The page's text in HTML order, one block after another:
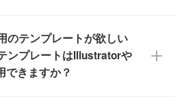
成サービス」もご利用い
望の文言・書体・印刷色
、CLIP STUDIOなどの
こだわりのデザインを作
全データ入稿
のテンプレートが欲しい
ンプレートはIllustratorや
できますか？